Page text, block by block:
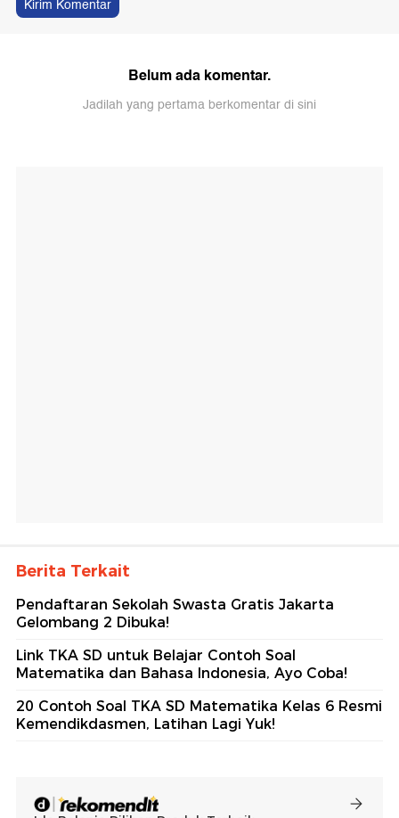
Kirim Komentar
Belum ada komentar.
Jadilah yang pertama berkomentar di sini
Berita Terkait
Pendaftaran Sekolah Swasta Gratis Jakarta
Gelombang 2 Dibuka!
Link TKA SD untuk Belajar Contoh Soal
Matematika dan Bahasa Indonesia, Ayo Coba!
20 Contoh Soal TKA SD Matematika Kelas 6 Resmi
Kemendikdasmen, Latihan Lagi Yuk!